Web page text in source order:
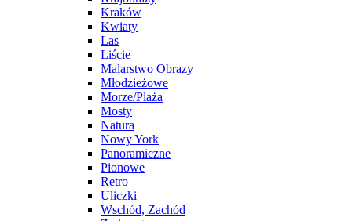
Kraków
Kwiaty
Las
Liście
Malarstwo Obrazy
Młodzieżowe
Morze/Plaża
Mosty
Natura
Nowy York
Panoramiczne
Pionowe
Retro
Uliczki
Wschód, Zachód